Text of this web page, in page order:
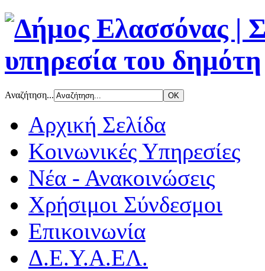
Αναζήτηση...
Αρχική Σελίδα
Κοινωνικές Υπηρεσίες
Νέα - Ανακοινώσεις
Χρήσιμοι Σύνδεσμοι
Επικοινωνία
Δ.Ε.Υ.Α.ΕΛ.